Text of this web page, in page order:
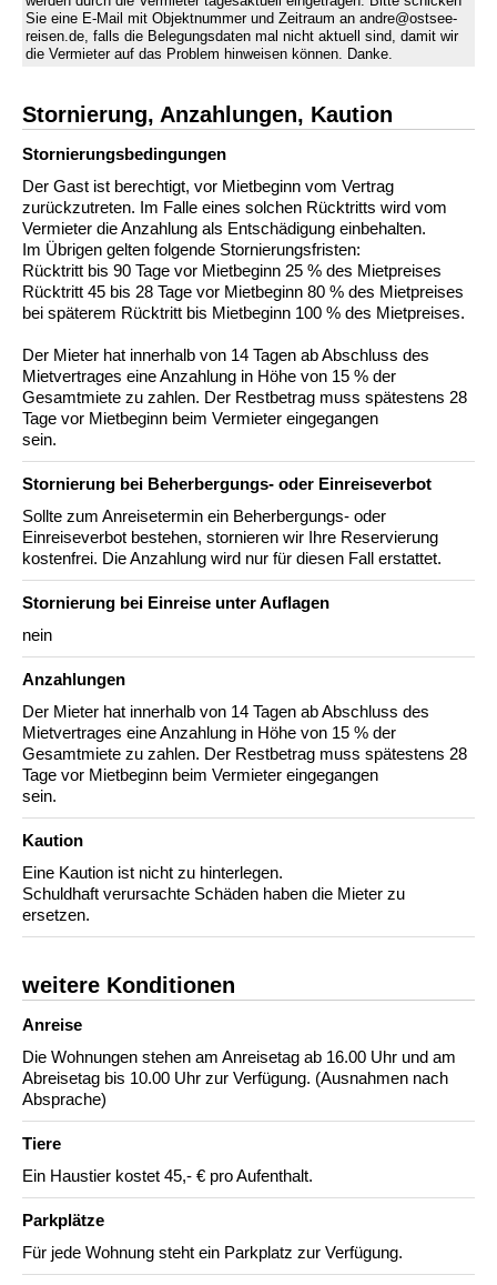
Sie eine E-Mail mit Objektnummer und Zeitraum an andre@ostsee-
reisen.de, falls die Belegungsdaten mal nicht aktuell sind, damit wir
die Vermieter auf das Problem hinweisen können. Danke.
Stornierung, Anzahlungen, Kaution
Stornierungs­bedingungen
Der Gast ist berechtigt, vor Mietbeginn vom Vertrag
zurückzutreten. Im Falle eines solchen Rücktritts wird vom
Vermieter die Anzahlung als Entschädigung einbehalten.
Im Übrigen gelten folgende Stornierungsfristen:
Rücktritt bis 90 Tage vor Mietbeginn 25 % des Mietpreises
Rücktritt 45 bis 28 Tage vor Mietbeginn 80 % des Mietpreises
bei späterem Rücktritt bis Mietbeginn 100 % des Mietpreises.
Der Mieter hat innerhalb von 14 Tagen ab Abschluss des
Mietvertrages eine Anzahlung in Höhe von 15 % der
Gesamtmiete zu zahlen. Der Restbetrag muss spätestens 28
Tage vor Mietbeginn beim Vermieter eingegangen
sein.
Stornierung bei Beherbergungs- oder Einreiseverbot
Sollte zum Anreisetermin ein Beherbergungs- oder
Einreiseverbot bestehen, stornieren wir Ihre Reservierung
kostenfrei. Die Anzahlung wird nur für diesen Fall erstattet.
Stornierung bei Einreise unter Auflagen
nein
Anzahlungen
Der Mieter hat innerhalb von 14 Tagen ab Abschluss des
Mietvertrages eine Anzahlung in Höhe von 15 % der
Gesamtmiete zu zahlen. Der Restbetrag muss spätestens 28
Tage vor Mietbeginn beim Vermieter eingegangen
sein.
Kaution
Eine Kaution ist nicht zu hinterlegen.
Schuldhaft verursachte Schäden haben die Mieter zu
ersetzen.
weitere Konditionen
Anreise
Die Wohnungen stehen am Anreisetag ab 16.00 Uhr und am
Abreisetag bis 10.00 Uhr zur Verfügung. (Ausnahmen nach
Absprache)
Tiere
Ein Haustier kostet 45,- € pro Aufenthalt.
Parkplätze
Für jede Wohnung steht ein Parkplatz zur Verfügung.